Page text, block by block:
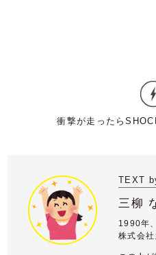
TEXT
三柳
1990年
株式会